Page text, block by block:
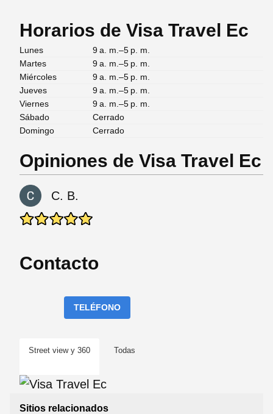
Horarios de Visa Travel Ec
Lunes
9 a. m.–5 p. m.
Martes
9 a. m.–5 p. m.
Miércoles
9 a. m.–5 p. m.
Jueves
9 a. m.–5 p. m.
Viernes
9 a. m.–5 p. m.
Sábado
Cerrado
Domingo
Cerrado
Opiniones de Visa Travel Ec
C. B.
Contacto
TELÉFONO
Street view y 360 Todas
Sitios relacionados